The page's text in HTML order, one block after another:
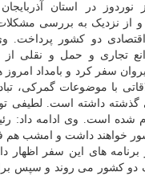
نوردوز در استان
و از نزدیک به بررسی
اقتصادی دو کشور پرداخت.
تجاری و حمل و نقلی از
سفر کرد و بامداد
با موضوعات گمرکی،
گذشته داشته است. لطیفی
شده است. وی ادامه داد:
خواهند داشت و امشب هم
های این سفر اظهار
کشور می روند و سپس